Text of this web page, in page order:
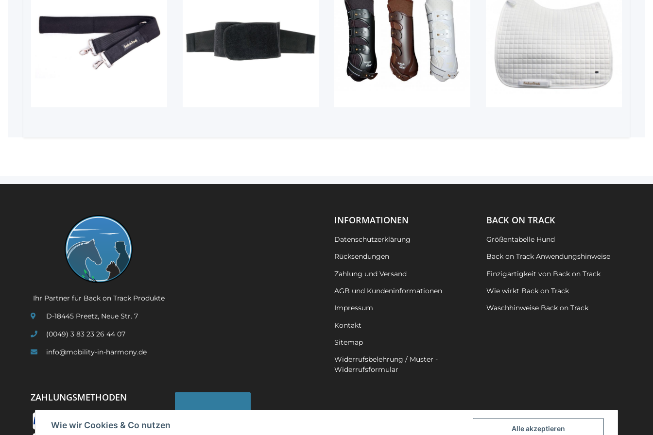
Alle akzeptieren
Wie wir Cookies & Co nutzen
Ihr Partner für Back on Track Produkte
D-18445 Preetz, Neue Str. 7
(0049) 3 83 23 26 44 07
info@mobility-in-harmony.de
INFORMATIONEN
Datenschutzerklärung
Rücksendungen
Zahlung und Versand
AGB und Kundeninformationen
Impressum
Kontakt
Sitemap
Widerrufsbelehrung / Muster -
Widerrufsformular
BACK ON TRACK
Größentabelle Hund
Back on Track Anwendungshinweise
Einzigartigkeit von Back on Track
Wie wirkt Back on Track
Waschhinweise Back on Track
ZAHLUNGSMETHODEN